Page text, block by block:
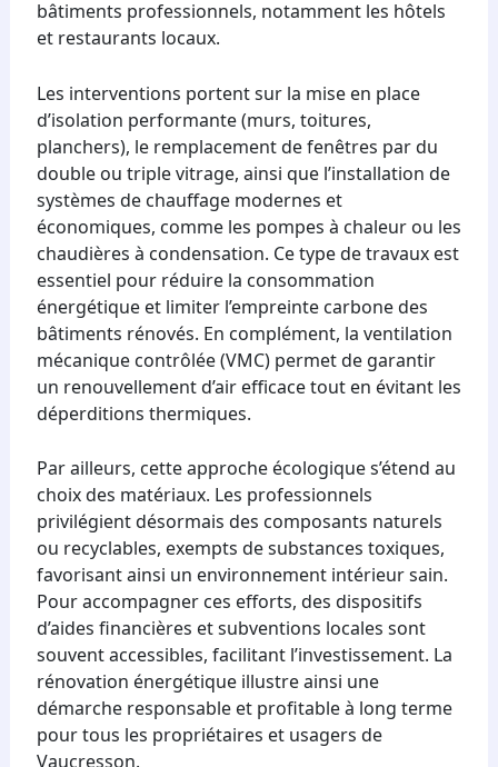
bâtiments professionnels, notamment les hôtels
et restaurants locaux.
Les interventions portent sur la mise en place
d’isolation performante (murs, toitures,
planchers), le remplacement de fenêtres par du
double ou triple vitrage, ainsi que l’installation de
systèmes de chauffage modernes et
économiques, comme les pompes à chaleur ou les
chaudières à condensation. Ce type de travaux est
essentiel pour réduire la consommation
énergétique et limiter l’empreinte carbone des
bâtiments rénovés. En complément, la ventilation
mécanique contrôlée (VMC) permet de garantir
un renouvellement d’air efficace tout en évitant les
déperditions thermiques.
Par ailleurs, cette approche écologique s’étend au
choix des matériaux. Les professionnels
privilégient désormais des composants naturels
ou recyclables, exempts de substances toxiques,
favorisant ainsi un environnement intérieur sain.
Pour accompagner ces efforts, des dispositifs
d’aides financières et subventions locales sont
souvent accessibles, facilitant l’investissement. La
rénovation énergétique illustre ainsi une
démarche responsable et profitable à long terme
pour tous les propriétaires et usagers de
Vaucresson.